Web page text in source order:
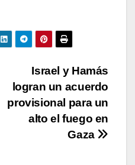
Israel y Hamás
logran un acuerdo
provisional para un
alto el fuego en
Gaza